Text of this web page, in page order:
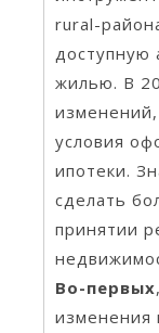
rural-
доступную
жилью. В
условия
ипотеки.
сделать
принятии
Во-первых
изменения